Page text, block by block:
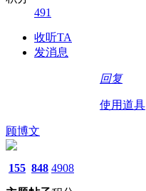
491
收听TA
发消息
回复
使用道具
顾博文
155 848 4908